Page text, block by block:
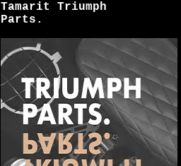
Tamarit Triumph
Parts.